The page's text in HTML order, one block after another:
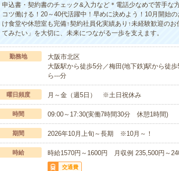
申込書・契約書のチェック&入力など＊電話少なめで苦手な
コツ働ける！20～40代活躍中！早めに決めよう！10月開始
け食堂や休憩室も完備↑契約社員化実績あり↑未経験歓迎の
てみたい」を大切に、未来につながる一歩を支えます。
勤務地
大阪市北区
大阪駅から徒歩5分／梅田(地下鉄)駅から徒
ら---分
曜日頻度 月～金（週5日） ※土日祝休み
時間 09:00～17:30(実働7時間30分 休憩1時間)
期間 2026年10月上旬～長期 ※10月～！
時給 時給1570円～1600円 月収例 235,500円～
交通費